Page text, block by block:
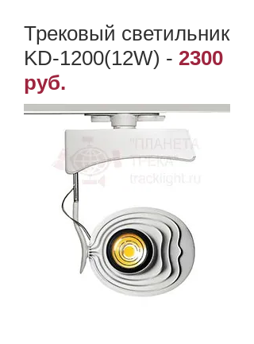
Трековый светильник
KD-1200(12W) - 2300
руб.